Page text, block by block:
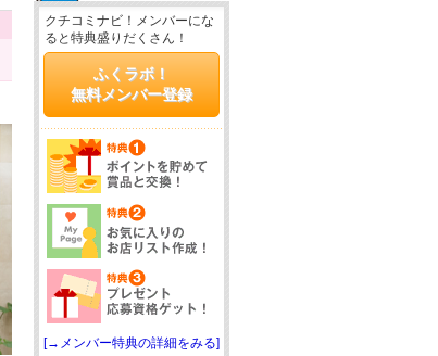
クチコミナビ！メンバーにな
ると特典盛りだくさん！
ふくラボ！
無料メンバー登録
[→メンバー特典の詳細をみる]